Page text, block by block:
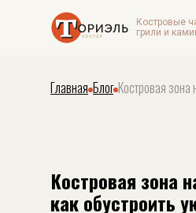
Костровые
грили и
Главная Блог Костровая зона
Костровая зона
как обустроить